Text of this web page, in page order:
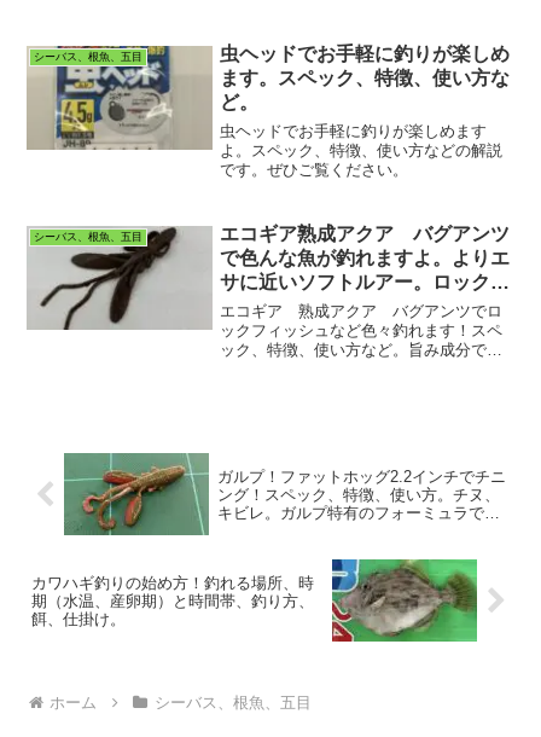
ご覧ください。
シーバス、根魚、五目
虫ヘッドでお手軽に釣りが楽しめ
ます。スペック、特徴、使い方な
ど。
虫ヘッドでお手軽に釣りが楽しめます
よ。スペック、特徴、使い方などの解説
です。ぜひご覧ください。
シーバス、根魚、五目
エコギア熟成アクア バグアンツ
で色んな魚が釣れますよ。よりエ
サに近いソフトルアー。ロックフ
ィッシュなどよく釣れます。
エコギア 熟成アクア バグアンツでロ
ックフィッシュなど色々釣れます！スペ
ック、特徴、使い方など。旨み成分で魚
ガルプ！ファットホッグ2.2インチでチニ
ング！スペック、特徴、使い方。チヌ、
キビレ。ガルプ特有のフォーミュラで寄
カワハギ釣りの始め方！釣れる場所、時
期（水温、産卵期）と時間帯、釣り方、
餌、仕掛け。
ホーム シーバス、根魚、五目